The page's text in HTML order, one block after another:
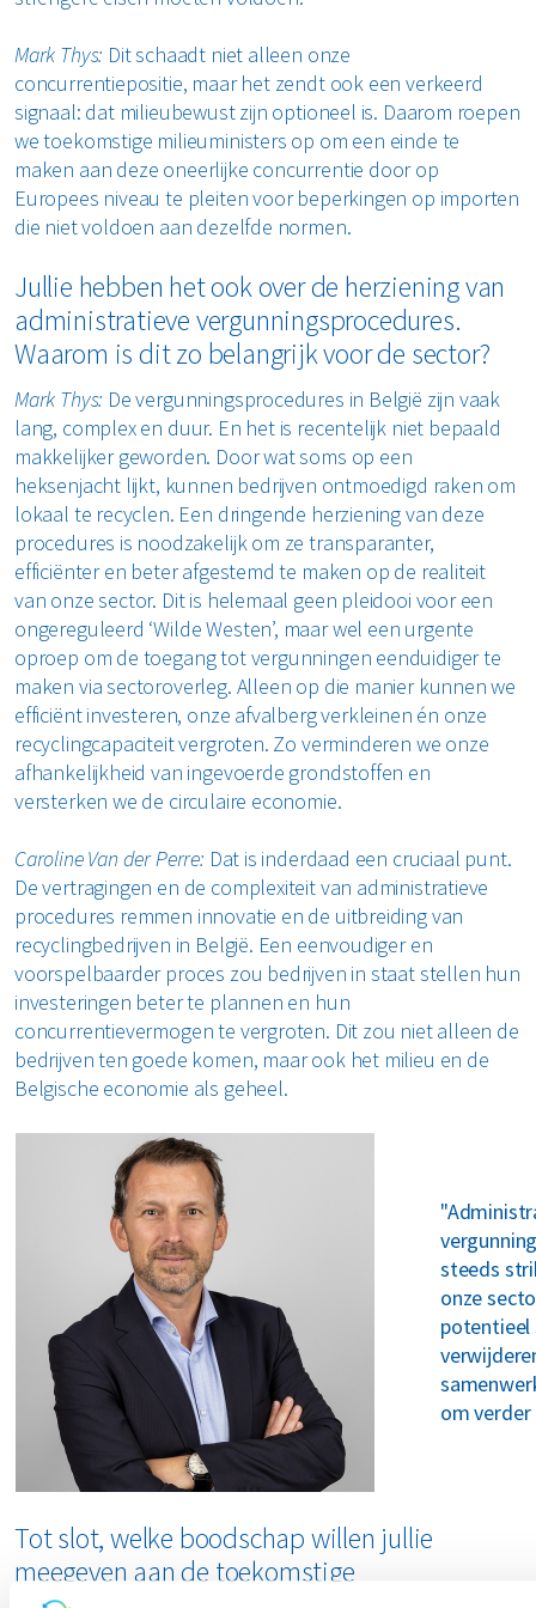
Mark Thys: Dit schaadt niet alleen onze
concurrentiepositie, maar het zendt ook een verkeerd
signaal: dat milieubewust zijn optioneel is. Daarom roepen
we toekomstige milieuministers op om een einde te
maken aan deze oneerlijke concurrentie door op
Europees niveau te pleiten voor beperkingen op importen
die niet voldoen aan dezelfde normen.
Jullie hebben het ook over de herziening van
administratieve vergunningsprocedures.
Waarom is dit zo belangrijk voor de sector?
Mark Thys: De vergunningsprocedures in België zijn vaak
lang, complex en duur. En het is recentelijk niet bepaald
makkelijker geworden. Door wat soms op een
heksenjacht lijkt, kunnen bedrijven ontmoedigd raken om
lokaal te recyclen. Een dringende herziening van deze
procedures is noodzakelijk om ze transparanter,
efficiënter en beter afgestemd te maken op de realiteit
van onze sector. Dit is helemaal geen pleidooi voor een
ongereguleerd ‘Wilde Westen’, maar wel een urgente
oproep om de toegang tot vergunningen eenduidiger te
maken via sectoroverleg. Alleen op die manier kunnen we
efficiënt investeren, onze afvalberg verkleinen én onze
recyclingcapaciteit vergroten. Zo verminderen we onze
afhankelijkheid van ingevoerde grondstoffen en
versterken we de circulaire economie.
Caroline Van der Perre: Dat is inderdaad een cruciaal punt.
De vertragingen en de complexiteit van administratieve
procedures remmen innovatie en de uitbreiding van
recyclingbedrijven in België. Een eenvoudiger en
voorspelbaarder proces zou bedrijven in staat stellen hun
investeringen beter te plannen en hun
concurrentievermogen te vergroten. Dit zou niet alleen de
bedrijven ten goede komen, maar ook het milieu en de
Belgische economie als geheel.
steeds
onze
om
Tot slot, welke boodschap willen jullie
meegeven aan de toekomstige